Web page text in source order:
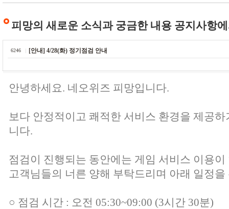
피망의 새로운 소식과 궁금한 내용 공지사항
6246 [안내] 4/28(화) 정기점검 안내
안녕하세요. 네오위즈 피망입니다.
보다 안정적이고 쾌적한 서비스 환경을 제공
니다.
점검이 진행되는 동안에는 게임 서비스 이용
고객님들의 너른 양해 부탁드리며 아래 일정
○ 점검 시간 : 오전 05:30~09:00 (3시간 30분)